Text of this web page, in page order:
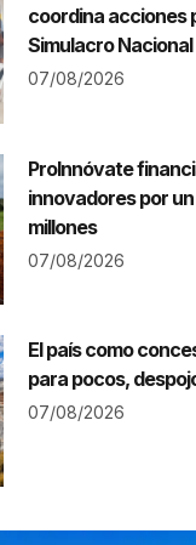
coordina acciones
Simulacro
07/08/2026
ProInnóvate
innovadores por
millones
07/08/2026
El país como
para pocos,
07/08/2026